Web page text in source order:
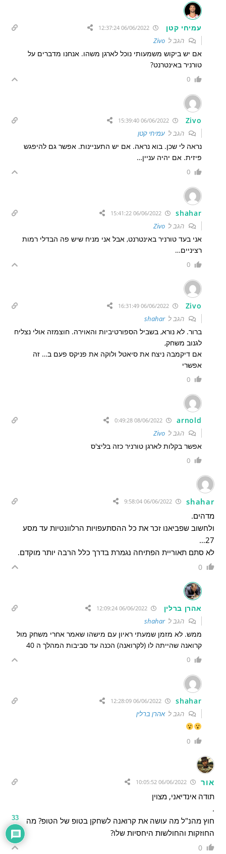
עמיחי קטן
הגב לZivo
אם יש ביקוש משמעותי נוכל לארגן משהו. אנחנו מדברים על
טורניר באינטרנט?
0
Zivo
06/06/2022 15:39:40
הגב לעמיחי קטן
נראה לי שכן. בוא נראה. אם יש התעניינות. אפשר גם להיפגש
פיזית. אם יהיה עניין…
0
shahar
הגב לZivo
אני בעד טורניר באינטרנט, אבל אני מניח שיש פה הבדלי רמות
רציניים…
0
Zivo
06/06/2022 16:31:49
הגב לshahar
ברור. לא נורא, בשביל הספורטיביות והאוירה. חוצמזה אולי נצליח
לגנוב משחק,
אם דיקמבה ניצח את סיאטל ולוקה את פניקס פעם ב… זה
אפשרי
0
arnold
הגב לZivo
אפשר בקלות לארגן טורניר כזה בליצ'ס
0
shahar
מדהים.
ולחשוב שפביאנו זכר את כל ההסתעפויות הרלוונטיות עד מסע
27…
לא סתם תאוריית הפתיחה נגמרת בדרך כלל הרבה יותר מוקדם.
0
אהרן ברלין 06/06/2022 12:09:24
הגב לshahar
ממש. לא מזמן שמעתי ראיון עם מישהו שאמר אחרי משחק מול
קרואנה שהייתה לו (לקרואנה) הכנה עד סביבות המהלך ה 40
0
shahar
הגב לאהרן ברלין
0
אור
תודה אינדיאני, מצוין
.
חוץ מהנ"ל מה עושה את קרואנה לשחקן בטופ של הטופ? מה
החוזקות והחולשות היחסיות שלו?
0
33